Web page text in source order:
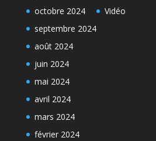
octobre 2024
septembre 2024
août 2024
juin 2024
mai 2024
avril 2024
mars 2024
février 2024
Vidéo